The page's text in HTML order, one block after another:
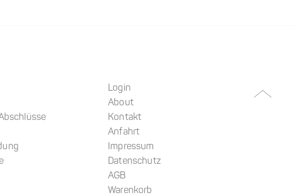
Login
About
Kontakt
Anfahrt
Impressum
Datenschutz
AGB
Warenkorb